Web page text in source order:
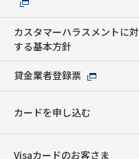
カスタマーハラスメントに対
する基本方針
貸金業者登録票
カードを申し込む
Visaカードのお客さま